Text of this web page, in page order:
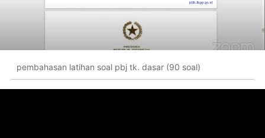
pembahasan latihan soal pbj tk. dasar (90 soal)